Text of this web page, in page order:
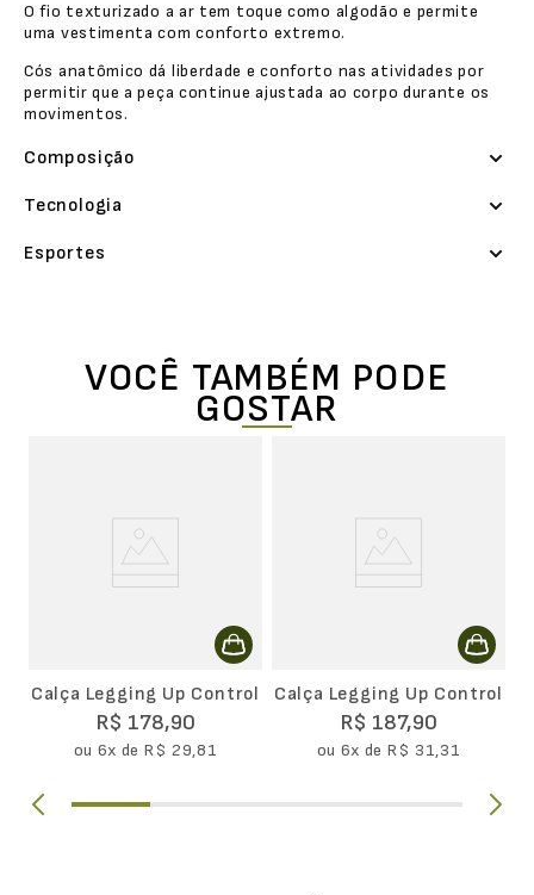
O fio texturizado a ar tem toque como algodão e permite
uma vestimenta com conforto extremo.
Cós anatômico dá liberdade e conforto nas atividades por
permitir que a peça continue ajustada ao corpo durante os
movimentos.
Composição
Tecnologia
Esportes
VOCÊ TAMBÉM PODE
GOSTAR
Calça Legging Up Control
R$ 178,90
ou 6x de R$ 29,81
Calça Legging Up Control
R$ 187,90
ou 6x de R$ 31,31